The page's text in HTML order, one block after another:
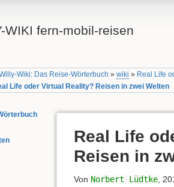
WIKI fern-mobil-reisen
Wiki: Das Reise-Wörterbuch »wiki » Real Life
Life oder Virtual Reality? Reisen in zwei Welten
Real Life
Reisen in
Von Norbert Lüdtke ,